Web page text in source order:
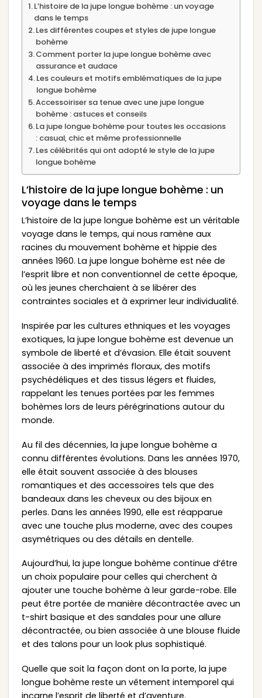
L’histoire de la jupe longue bohème : un voyage
dans le temps
Les différentes coupes et styles de jupe longue
bohème
Comment porter la jupe longue bohème avec
assurance et audace
Les couleurs et motifs emblématiques de la jupe
longue bohème
Accessoiriser sa tenue avec une jupe longue
bohème : astuces et conseils
La jupe longue bohème pour toutes les occasions
: casual, chic et même professionnelle
Les célébrités qui ont adopté le style de la jupe
longue bohème
L’histoire de la jupe longue bohème : un
voyage dans le temps
L’histoire de la jupe longue bohème est un véritable
voyage dans le temps, qui nous ramène aux
racines du mouvement bohème et hippie des
années 1960. La jupe longue bohème est née de
l’esprit libre et non conventionnel de cette époque,
où les jeunes cherchaient à se libérer des
contraintes sociales et à exprimer leur individualité.
Inspirée par les cultures ethniques et les voyages
exotiques, la jupe longue bohème est devenue un
symbole de liberté et d’évasion. Elle était souvent
associée à des imprimés floraux, des motifs
psychédéliques et des tissus légers et fluides,
rappelant les tenues portées par les femmes
bohèmes lors de leurs pérégrinations autour du
monde.
Au fil des décennies, la jupe longue bohème a
connu différentes évolutions. Dans les années 1970,
elle était souvent associée à des blouses
romantiques et des accessoires tels que des
bandeaux dans les cheveux ou des bijoux en
perles. Dans les années 1990, elle est réapparue
avec une touche plus moderne, avec des coupes
asymétriques ou des détails en dentelle.
Aujourd’hui, la jupe longue bohème continue d’être
un choix populaire pour celles qui cherchent à
ajouter une touche bohème à leur garde-robe. Elle
peut être portée de manière décontractée avec un
t-shirt basique et des sandales pour une allure
décontractée, ou bien associée à une blouse fluide
et des talons pour un look plus sophistiqué.
Quelle que soit la façon dont on la porte, la jupe
longue bohème reste un vêtement intemporel qui